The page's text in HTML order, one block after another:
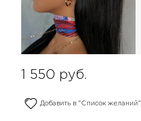
1 550 руб.
Добавить в "Список желаний"